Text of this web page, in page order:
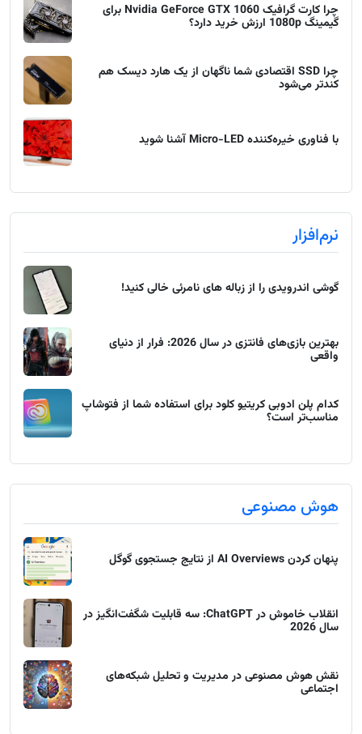
چرا کارت گرافیک Nvidia GeForce GTX 1060 برای
گیمینگ 1080p ارزش خرید دارد؟
چرا SSD اقتصادی شما ناگهان از یک هارد دیسک هم
کندتر می‌شود
با فناوری خیره‌کننده Micro-LED آشنا شوید
نرم‌افزار
گوشی اندرویدی را از زباله های نامرئی خالی کنید!
بهترین بازی‌های فانتزی در سال 2026: فرار از دنیای
واقعی
کدام پلن ادوبی کریتیو کلود برای استفاده شما از فتوشاپ
مناسب‌تر است؟
هوش مصنوعی
پنهان کردن AI Overviews از نتایج جستجوی گوگل
انقلاب خاموش در ChatGPT: سه قابلیت شگفت‌انگیز در
سال 2026
نقش هوش مصنوعی در مدیریت و تحلیل شبکه‌های
اجتماعی